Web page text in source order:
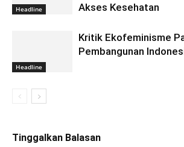
Headline
Akses Kesehatan
Headline
Kritik Ekofeminisme
Pembangunan
Tinggalkan Balasan